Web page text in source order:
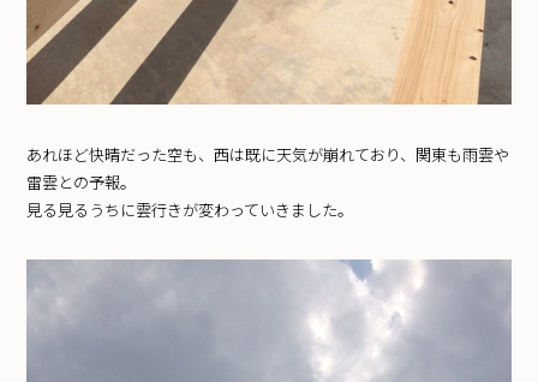
あれほど快晴だった空も、西は既に天気が崩れており、関東も雨雲や
雷雲との予報。
見る見るうちに雲行きが変わっていきました。